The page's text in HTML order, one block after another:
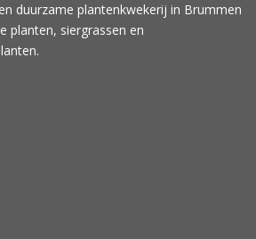
duurzame plantenkwekerij in Brummen
planten, siergrassen en